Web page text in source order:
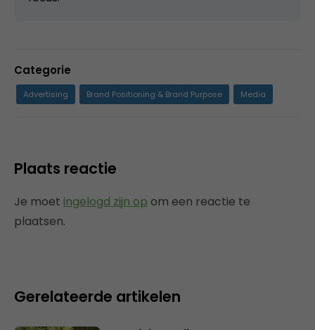
Categorie
Advertising Brand Positioning & Brand Purpose Media
Plaats reactie
Je moet ingelogd zijn op om een reactie te
plaatsen.
Gerelateerde artikelen